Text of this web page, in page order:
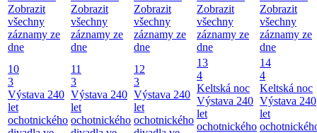
Zobrazit
všechny
záznamy ze
dne
Zobrazit
všechny
záznamy ze
dne
Zobrazit
všechny
záznamy ze
dne
Zobrazit
všechny
záznamy ze
dne
Zobrazit
všechny
záznamy ze
dne
10
3
Výstava 240
let
ochotnického
11
3
Výstava 240
let
ochotnického
12
3
Výstava 240
let
ochotnického
13
4
Keltská noc
Výstava 240
let
ochotnického
14
4
Keltská noc
Výstava 240
let